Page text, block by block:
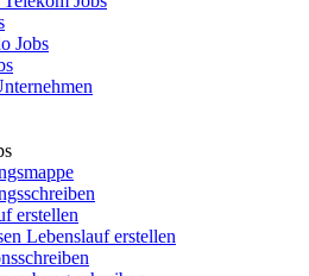
Jobs
erstellen
Lebenslauf erstellen